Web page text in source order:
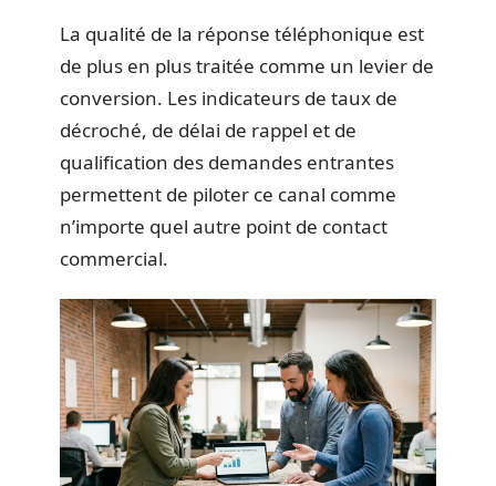
La qualité de la réponse téléphonique est
de plus en plus traitée comme un levier de
conversion. Les indicateurs de taux de
décroché, de délai de rappel et de
qualification des demandes entrantes
permettent de piloter ce canal comme
n’importe quel autre point de contact
commercial.